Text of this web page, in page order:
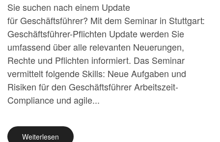
Sie suchen nach einem Update
für Geschäftsführer? Mit dem Seminar in Stuttgart:
Geschäftsführer-Pflichten Update werden Sie
umfassend über alle relevanten Neuerungen,
Rechte und Pflichten informiert. Das Seminar
vermittelt folgende Skills: Neue Aufgaben und
Risiken für den Geschäftsführer Arbeitszeit-
Compliance und agile...
Weiterlesen